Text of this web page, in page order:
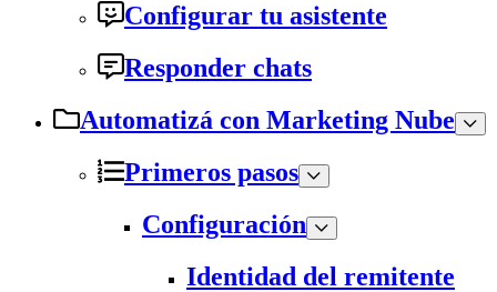
Configurar tu asistente
Responder chats
Automatizá con Marketing Nube
Primeros pasos
Configuración
Identidad del remitente